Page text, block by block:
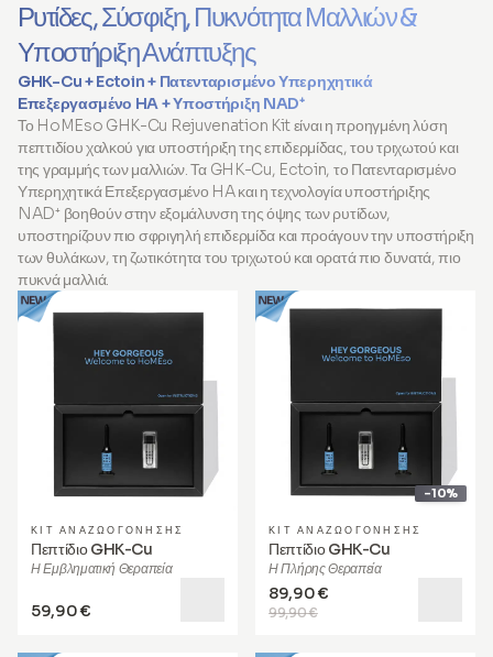
Ρυτίδες, Σύσφιξη, Πυκνότητα Μαλλιών &
Υποστήριξη Ανάπτυξης
GHK-Cu + Ectoin + Πατενταρισμένο Υπερηχητικά
Επεξεργασμένο HA + Υποστήριξη NAD⁺
Το HoMEso GHK-Cu Rejuvenation Kit είναι η προηγμένη λύση
πεπτιδίου χαλκού για υποστήριξη της επιδερμίδας, του τριχωτού και
της γραμμής των μαλλιών. Τα GHK-Cu, Ectoin, το Πατενταρισμένο
Υπερηχητικά Επεξεργασμένο HA και η τεχνολογία υποστήριξης
NAD⁺ βοηθούν στην εξομάλυνση της όψης των ρυτίδων,
υποστηρίζουν πιο σφριγηλή επιδερμίδα και προάγουν την υποστήριξη
των θυλάκων, τη ζωτικότητα του τριχωτού και ορατά πιο δυνατά, πιο
πυκνά μαλλιά.
ΚΙΤ ΑΝΑΖΩΟΓΌΝΗΣΗΣ
Πεπτίδιο GHK-Cu
Η Εμβληματική Θεραπεία
59,90 €
-10%
ΚΙΤ ΑΝΑΖΩΟΓΌΝΗΣΗΣ
Πεπτίδιο GHK-Cu
Η Πλήρης Θεραπεία
99,90 €
89,90 €